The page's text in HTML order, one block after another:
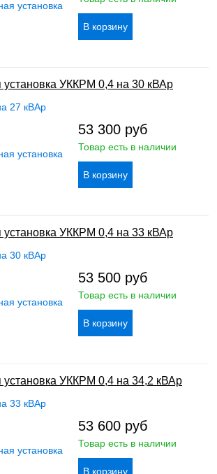
установка УККРМ 0,4 на 30 кВАр
53 300 руб
Товар есть в наличии
установка УККРМ 0,4 на 33 кВАр
53 500 руб
Товар есть в наличии
установка УККРМ 0,4 на 34,2 кВАр
53 600 руб
Товар есть в наличии